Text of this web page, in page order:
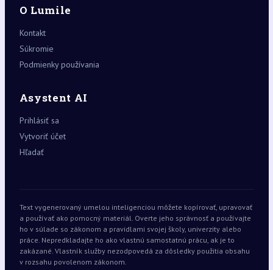
O Lumile
Kontakt
Súkromie
Podmienky používania
Asystent AI
Prihlásiť sa
Vytvoriť účet
Hľadať
Text vygenerovaný umelou inteligenciou môžete kopírovať, upravovať
a používať ako pomocný materiál. Overte jeho správnosť a používajte
ho v súlade so zákonom a pravidlami svojej školy, univerzity alebo
práce. Nepredkladajte ho ako vlastnú samostatnú prácu, ak je to
zakázané. Vlastník služby nezodpovedá za dôsledky použitia obsahu
v rozsahu povolenom zákonom.